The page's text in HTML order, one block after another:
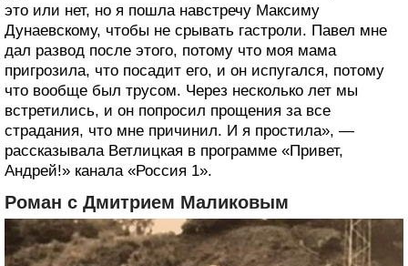
это или нет, но я пошла навстречу Максиму
Дунаевскому, чтобы не срывать гастроли. Павел мне
дал развод после этого, потому что моя мама
пригрозила, что посадит его, и он испугался, потому
что вообще был трусом. Через несколько лет мы
встретились, и он попросил прощения за все
страдания, что мне причинил. И я простила», —
рассказывала Ветлицкая в программе «Привет,
Андрей!» канала «Россия 1».
Роман с Дмитрием Маликовым